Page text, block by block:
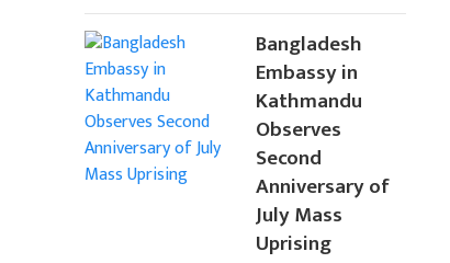
Bangladesh
Embassy in
Kathmandu
Observes
Second
Anniversary of
July Mass
Uprising